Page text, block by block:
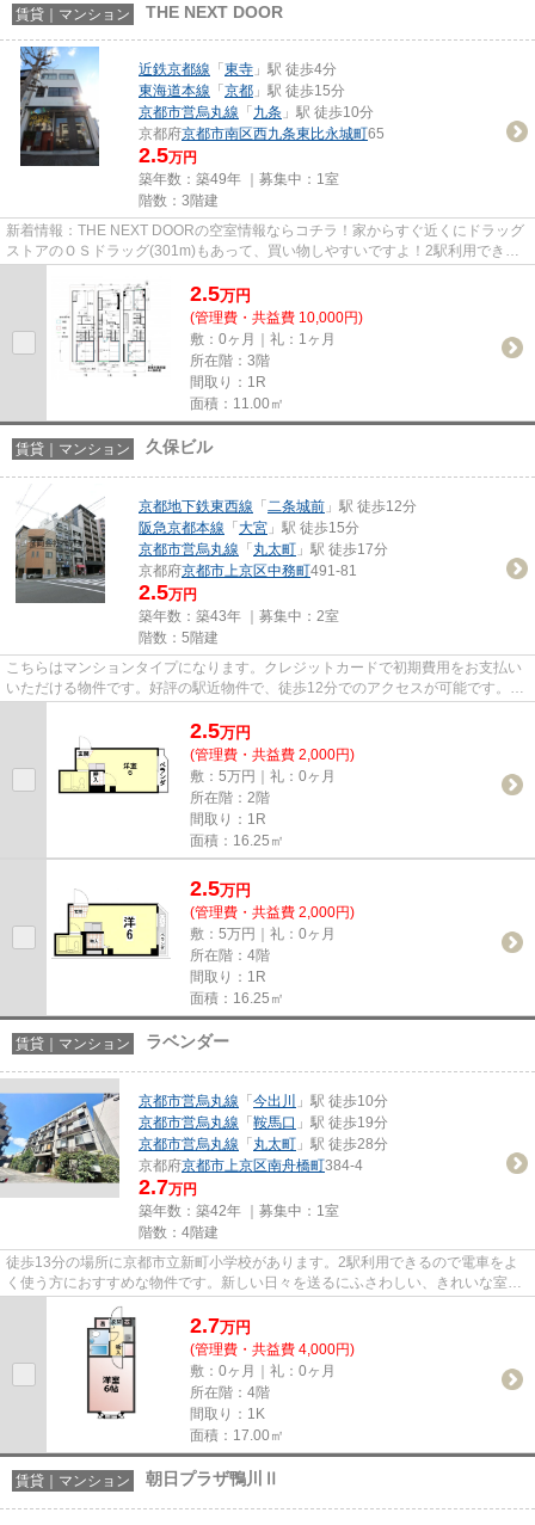
賃貸｜マンション THE NEXT DOOR
近鉄京都線 「 東寺 」駅 徒歩4分
東海道本線 「 京都 」駅 徒歩15分
京都市営烏丸線 「 九条 」駅 徒歩10分
京都府京都市南区西九条東比永城町65
2.5万円
築年数：築49年 ｜募集中： 1室
階数：3階建
新着情報：THE NEXT DOORの空室情報ならコチラ！家からすぐ近くにドラッグ
ストアのＯＳドラッグ(301m)もあって、買い物しやすいですよ！2駅利用できる
2.5万円
(管理費・共益費 10,000円)
敷：0ヶ月｜礼：1ヶ月
所在階：3階
間取り：1R
面積：11.00㎡
賃貸｜マンション 久保ビル
京都地下鉄東西線 「 二条城前 」駅 徒歩12分
阪急京都本線 「 大宮 」駅 徒歩15分
京都市営烏丸線 「 丸太町 」駅 徒歩17分
京都府京都市上京区中務町491-81
2.5万円
築年数：築43年 ｜募集中： 2室
階数：5階建
こちらはマンションタイプになります。クレジットカードで初期費用をお支払い
いただける物件です。好評の駅近物件で、徒歩12分でのアクセスが可能です。当
2.5万円
(管理費・共益費 2,000円)
敷：5万円｜礼：0ヶ月
所在階：2階
間取り：1R
面積：16.25㎡
2.5万円
(管理費・共益費 2,000円)
敷：5万円｜礼：0ヶ月
所在階：4階
間取り：1R
面積：16.25㎡
賃貸｜マンション ラベンダー
京都市営烏丸線 「 今出川
」駅 徒歩10分
京都市営烏丸線 「 鞍馬口 」駅 徒歩19分
京都市営烏丸線 「 丸太町 」駅 徒歩28分
京都府京都市上京区南舟橋町384-4
2.7万円
築年数：築42年 ｜募集中： 1室
階数：4階建
徒歩13分の場所に京都市立新町小学校があります。2駅利用できるので電車をよ
く使う方におすすめな物件です。新しい日々を送るにふさわしい、きれいな室内
です。当社イチオシの物件の「...
2.7万円
(管理費・共益費 4,000円)
敷：0ヶ月｜礼：0ヶ月
所在階：4階
間取り：1K
面積：17.00㎡
賃貸｜マンション 朝日プラザ鴨川Ⅱ